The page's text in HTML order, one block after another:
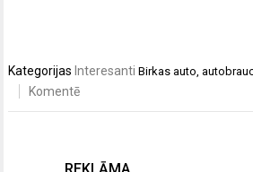
Kategorijas Interesanti Birkasauto,
Komentē
REKLĀMA